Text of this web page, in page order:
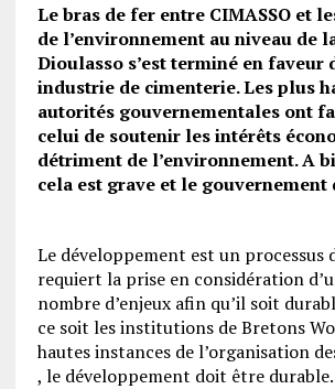
Le bras de fer entre CIMASSO et
de l’environnement au niveau de
Dioulasso s’est terminé en faveur
industrie de cimenterie. Les plus
autorités gouvernementales ont
celui de soutenir les intérêts
détriment de l’environnement. A
cela est grave et le
Le développement est un processus
requiert la prise en considération
nombre d’enjeux afin qu’il soit
ce soit les institutions de Bretons
hautes instances de l’organisation
, le développement doit être durable.